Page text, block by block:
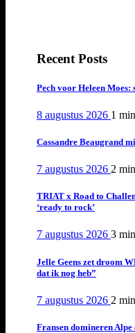
Recent Posts
Pech voor Heleen
8 augustus 2026 1 min
Cassandre Beaugrand
7 augustus 2026 2 min
TRIAT x Road to
‘ready to rock’
7 augustus 2026 3 min
Jelle Geens zet droom
dat ik nog heb”
7 augustus 2026 2 min
Fransen domineren